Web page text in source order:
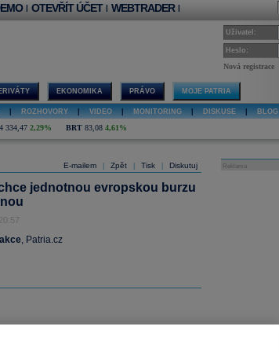
| OTEVŘÍT ÚČET | WEBTRADER |
Uživatel:
Heslo:
Nová registrace
EKONOMIKA PRÁVO MOJE PATRIA
ROZHOVORY VIDEO MONITORING DISKUSE BLOG
4 334,47 2,29% BRT 83,08 4,61%
E-mailem Zpět Tisk Diskutuj
jednotnou evropskou burzu
, Patria.cz
Reklama